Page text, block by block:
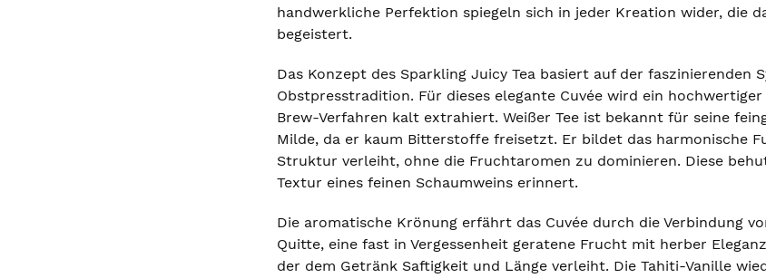
handwerkliche Perfektion spiegeln sich in jeder Kreation wider, die
begeistert.
Das Konzept des Sparkling Juicy Tea basiert auf der faszinierenden
Obstpresstradition. Für dieses elegante Cuvée wird ein
Brew-Verfahren kalt extrahiert. Weißer Tee ist bekannt für seine
Milde, da er kaum Bitterstoffe freisetzt. Er bildet das harmonische
Struktur verleiht, ohne die Fruchtaromen zu dominieren. Diese
Textur eines feinen Schaumweins erinnert.
Die aromatische Krönung erfährt das Cuvée durch die Verbindung
Quitte, eine fast in Vergessenheit geratene Frucht mit herber
der dem Getränk Saftigkeit und Länge verleiht. Die Tahiti-Vanille